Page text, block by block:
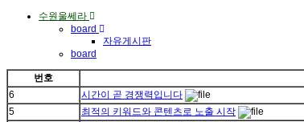
수원울쎄라
board
자유게시판
board
번호
6
시간이 곧 경쟁력입니다
5
최적의 키워드와 콘텐츠로 노출 시작